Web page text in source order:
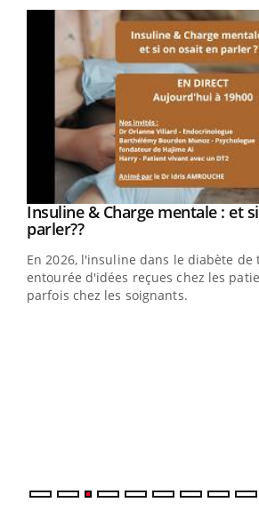
Youtube
Insuline & Charge mentale : et
parler??Youtube
En 2026, l'insuline dans le diabète de
entourée d'idées reçues chez les
parfois chez les soignants.